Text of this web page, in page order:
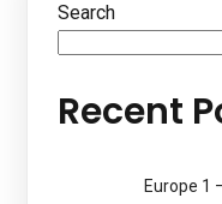
Search
Recent
Europe 1